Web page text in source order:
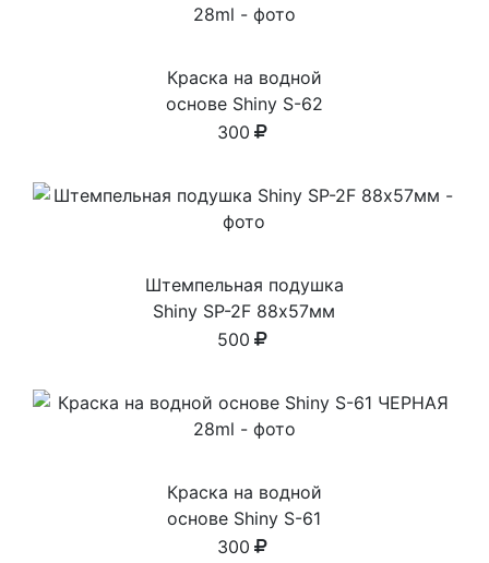
Краска на водной
основе Shiny S-62
КРАСНАЯ 28ml
300
Штемпельная подушка
Shiny SP-2F 88х57мм
500
Краска на водной
основе Shiny S-61
ЧЕРНАЯ 28ml
300